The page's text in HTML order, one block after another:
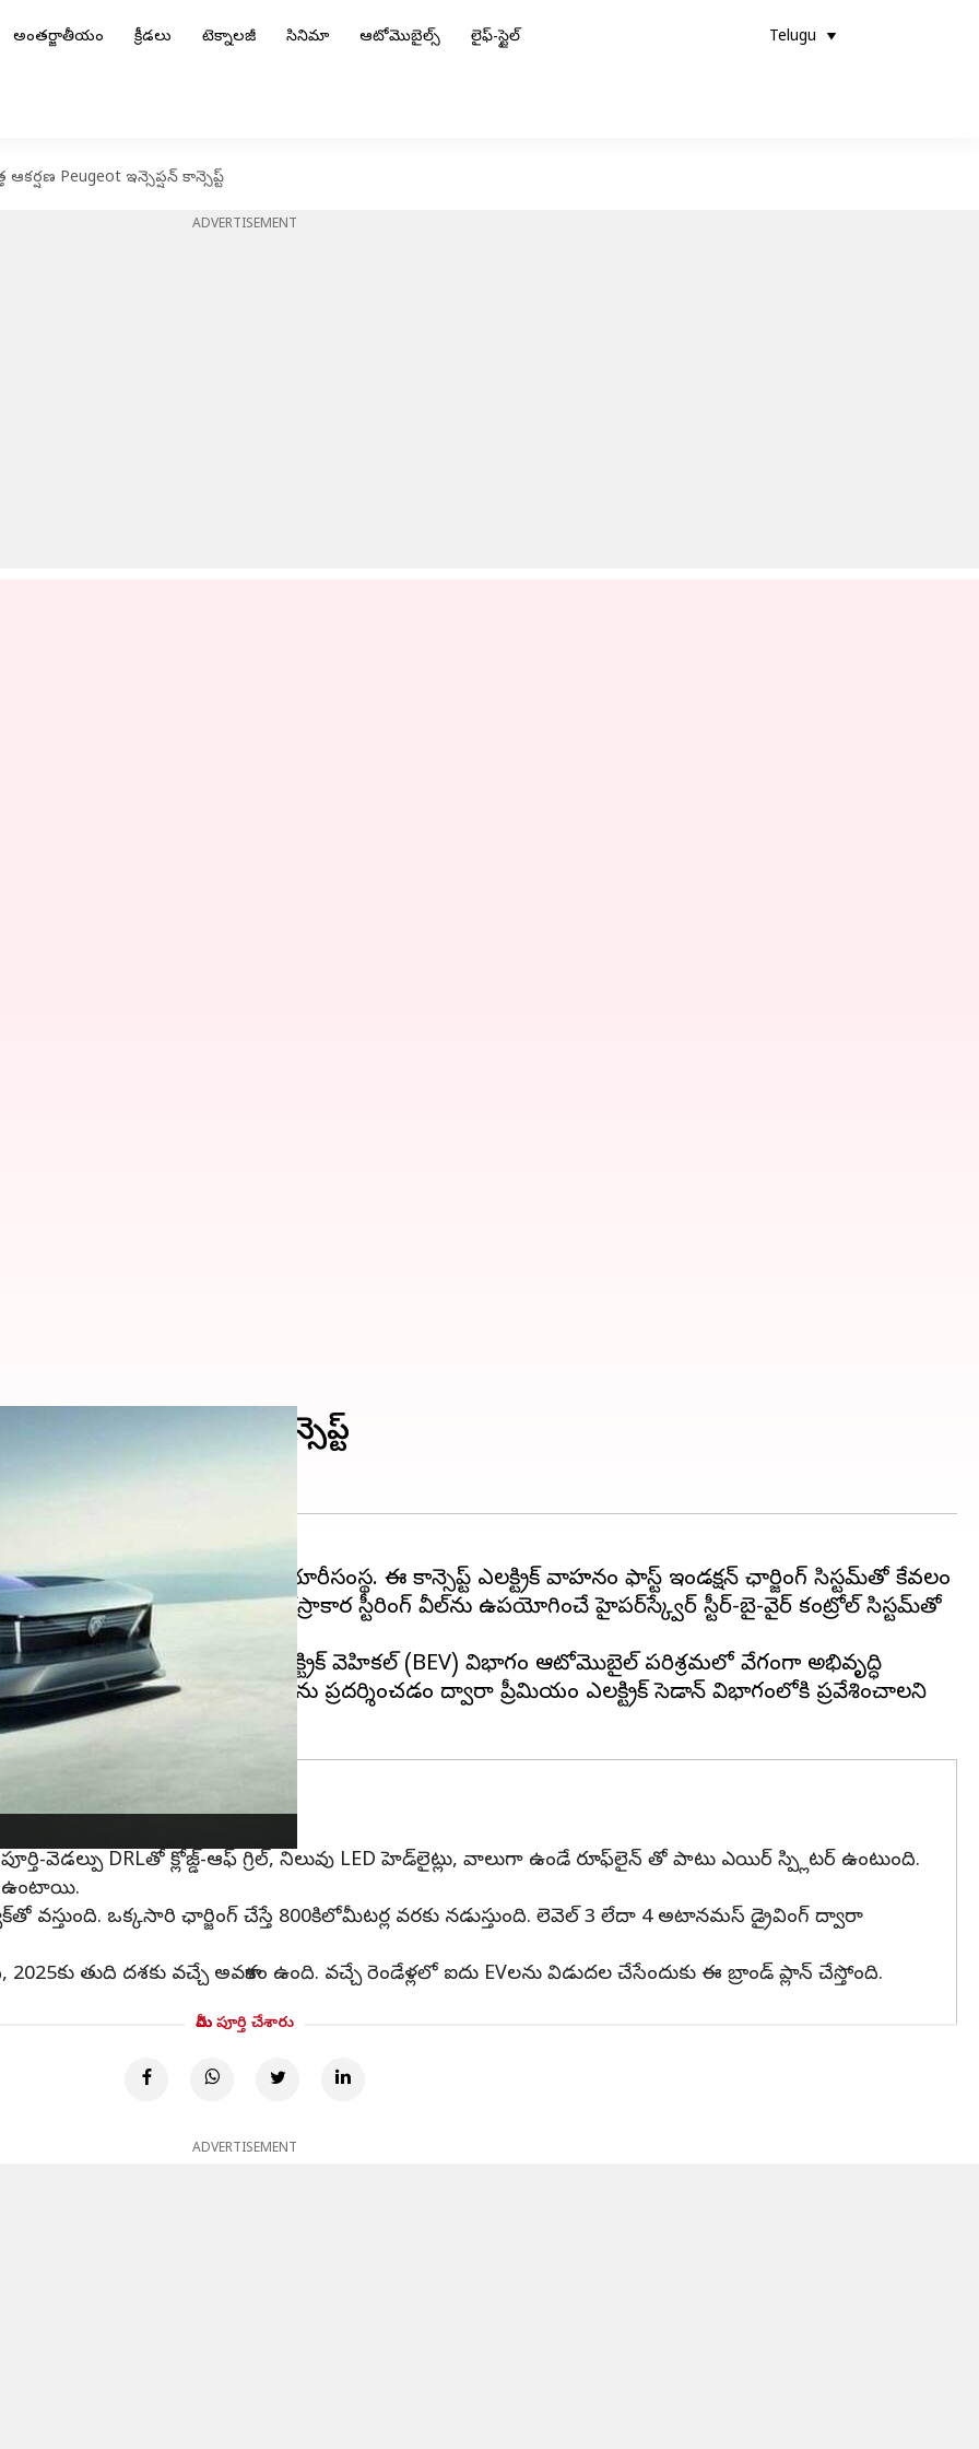
అంతర్జాతీయం క్రీడలు టెక్నాలజీ సినిమా ఆటోమొబైల్స్ లైఫ్-స్టైల్ Telugu
Peugeot ఇన్సెప్షన్ కాన్సెప్ట్
ADVERTISEMENT
Peugeot ఇన్సెప్షన్ కాన్సెప్ట్
వాహనాన్ని ప్రదర్శించింది దాని తయారీసంస్థ. ఈ కాన్సెప్ట్ ఎలక్ట్రిక్ వాహనం ఫాస్ట్ ఇండక్షన్ ఛార్జింగ్ సిస్టమ్‌తో కేవలం
గేమ్స్ లో ఉన్నట్టు దీర్ఘచతురస్రాకార స్టీరింగ్ వీల్‌ను ఉపయోగించే హైపర్‌స్క్వేర్ స్టీర్-బై-వైర్ కంట్రోల్ సిస్టమ్‌తో
వైపు మళ్లించడంతో, బ్యాటరీ ఎలక్ట్రిక్ వెహికల్ (BEV) విభాగం ఆటోమొబైల్ పరిశ్రమలో వేగంగా అభివృద్ధి
ఇప్పుడు ఇన్‌సెప్షన్ కాన్సెప్ట్ కారును ప్రదర్శించడం ద్వారా ప్రీమియం ఎలక్ట్రిక్ సెడాన్ విభాగంలోకి ప్రవేశించాలని
వెడల్పు DRLతో క్లోజ్డ్-ఆఫ్ గ్రిల్, నిలువు LED హెడ్‌లైట్లు, వాలుగా ఉండే రూఫ్‌లైన్ తో పాటు ఎయిర్ స్ప్లిటర్‌ ఉంటుంది.
ఉంటాయి.
వస్తుంది. ఒక్కసారి ఛార్జింగ్ చేస్తే 800కిలోమీటర్ల వరకు నడుస్తుంది. లెవెల్ 3 లేదా 4 అటానమస్ డ్రైవింగ్ ద్వారా
2025కు తుది దశకు వచ్చే అవకాశం ఉంది. వచ్చే రెండేళ్లలో ఐదు EVలను విడుదల చేసేందుకు ఈ బ్రాండ్ ప్లాన్ చేస్తోంది.
మీరు పూర్తి చేశారు
ADVERTISEMENT